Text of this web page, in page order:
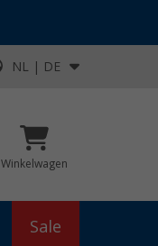
NL | DE
Winkelwagen
Sale